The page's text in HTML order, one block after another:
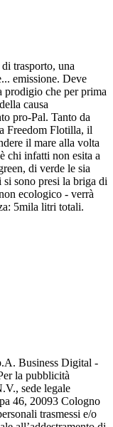
trasporto, una
emissione. Deve
prodigio che per prima
causa
pro-Pal. Tanto da
Freedom Flotilla, il
il mare alla volta
chi infatti non esita a
di verde le sia
sono presi la briga di
ecologico - verrà
5mila litri totali.
Business Digital -
la pubblicità
sede legale
46, 20093 Cologno
trasmessi e/o